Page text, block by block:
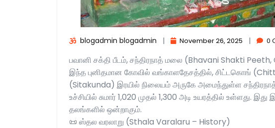
blogadmin blogadmin | November 26, 2025 | 0
பவானி சக்தி பீடம், சந்திரநாத் மலை (Bhavani Shakti
இந்த புனிதமான கோவில் வங்காளதேசத்தில், சிட்டகொங்
(Sitakunda) இரயில் நிலையம் அருகே அமைந்துள்ள
உச்சியில் சுமார் 1,020 முதல் 1,300 அடி உயரத்தில் உள்ளது.
தலங்களில் ஒன்றாகும்.
📜 ஸ்தல வரலாறு (Sthala Varalaru – History)